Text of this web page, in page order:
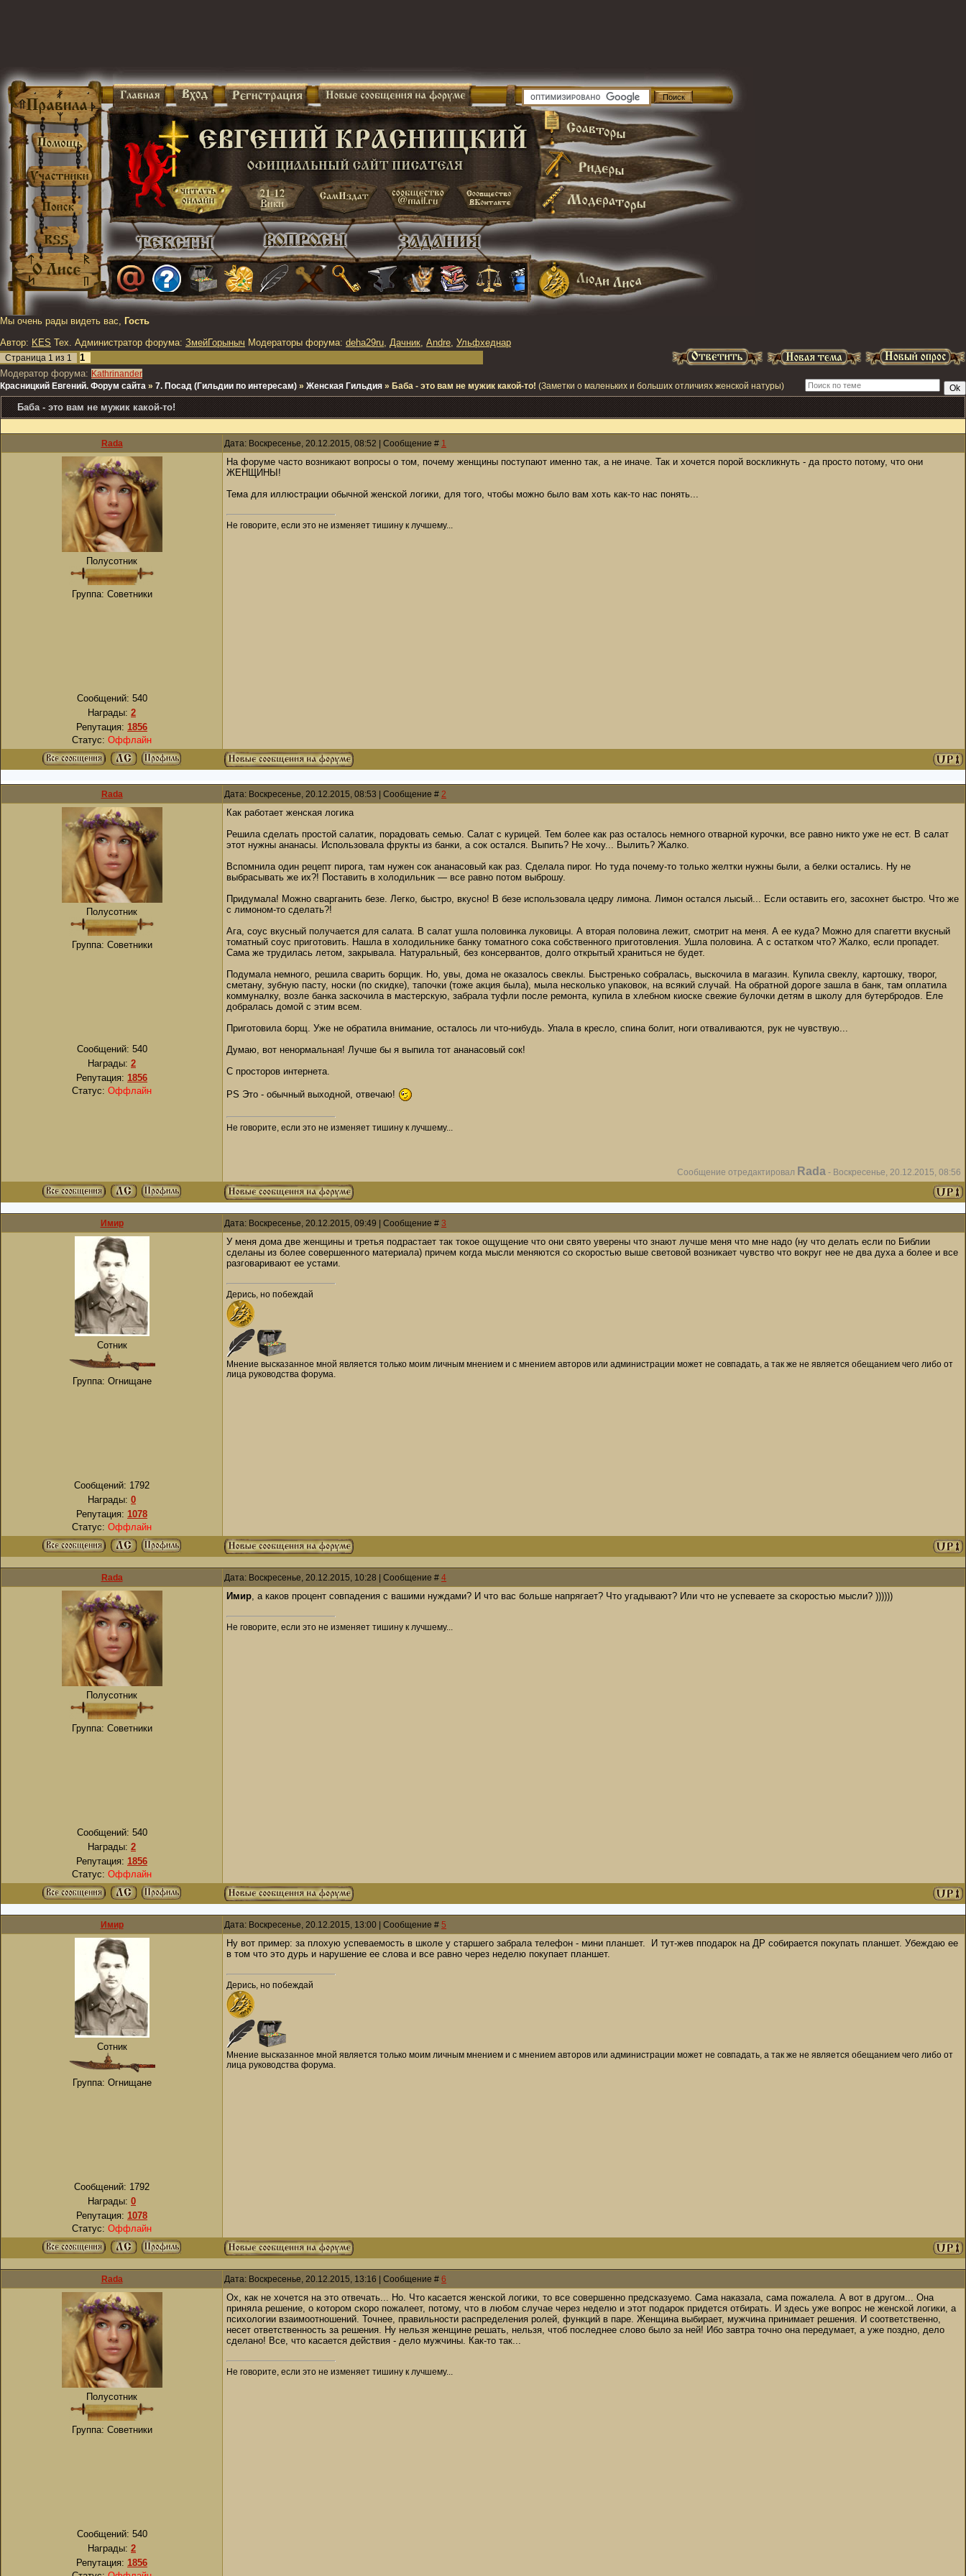
Мы очень рады видеть вас, Гость
Автор: KES Тех. Администратор форума: ЗмейГорыныч Модераторы форума: deha29ru, Дачник, Andre, Ульфхеднар
Страница 1 из 1
1
Модератор форума: Kathrinander
Красницкий Евгений. Форум сайта » 7. Посад (Гильдии по интересам) » Женская Гильдия » Баба - это вам не мужик какой-то! (Заметки о маленьких и больших отличиях женской натуры)
Баба - это вам не мужик какой-то!
Rada Дата: Воскресенье, 20.12.2015, 08:52 | Сообщение # 1
Полусотник
Группа: Советники
Сообщений: 540
Награды: 2
Репутация: 1856
Статус: Оффлайн
На форуме часто возникают вопросы о том, почему женщины поступают именно так, а не иначе. Так и хочется порой воскликнуть - да просто потому, что они
ЖЕНЩИНЫ!
Тема для иллюстрации обычной женской логики, для того, чтобы можно было вам хоть как-то нас понять...
Не говорите, если это не изменяет тишину к лучшему...
Rada Дата: Воскресенье, 20.12.2015, 08:53 | Сообщение # 2
Полусотник
Группа: Советники
Сообщений: 540
Награды: 2
Репутация: 1856
Статус: Оффлайн
Как работает женская логика
Решила сделать простой салатик, порадовать семью. Салат с курицей. Тем более как раз осталось немного отварной курочки, все равно никто уже не ест. В салат
этот нужны ананасы. Использовала фрукты из банки, а сок остался. Выпить? Не хочу... Вылить? Жалко.
Вспомнила один рецепт пирога, там нужен сок ананасовый как раз. Сделала пирог. Но туда почему-то только желтки нужны были, а белки остались. Ну не
выбрасывать же их?! Поставить в холодильник — все равно потом выброшу.
Придумала! Можно сварганить безе. Легко, быстро, вкусно! В безе использовала цедру лимона. Лимон остался лысый... Если оставить его, засохнет быстро. Что же
с лимоном-то сделать?!
Ага, соус вкусный получается для салата. В салат ушла половинка луковицы. А вторая половина лежит, смотрит на меня. А ее куда? Можно для спагетти вкусный
томатный соус приготовить. Нашла в холодильнике банку томатного сока собственного приготовления. Ушла половина. А с остатком что? Жалко, если пропадет.
Сама же трудилась летом, закрывала. Натуральный, без консервантов, долго открытый храниться не будет.
Подумала немного, решила сварить борщик. Но, увы, дома не оказалось свеклы. Быстренько собралась, выскочила в магазин. Купила свеклу, картошку, творог,
сметану, зубную пасту, носки (по скидке), тапочки (тоже акция была), мыла несколько упаковок, на всякий случай. На обратной дороге зашла в банк, там оплатила
коммуналку, возле банка заскочила в мастерскую, забрала туфли после ремонта, купила в хлебном киоске свежие булочки детям в школу для бутербродов. Еле
добралась домой с этим всем.
Приготовила борщ. Уже не обратила внимание, осталось ли что-нибудь. Упала в кресло, спина болит, ноги отваливаются, рук не чувствую...
Думаю, вот ненормальная! Лучше бы я выпила тот ананасовый сок!
С просторов интернета.
PS Это - обычный выходной, отвечаю!
Не говорите, если это не изменяет тишину к лучшему...
Сообщение отредактировал Rada - Воскресенье, 20.12.2015, 08:56
Имир Дата: Воскресенье, 20.12.2015, 09:49 | Сообщение # 3
Сотник
Группа: Огнищане
Сообщений: 1792
Награды: 0
Репутация: 1078
Статус: Оффлайн
У меня дома две женщины и третья подрастает так токое ощущение что они свято уверены что знают лучше меня что мне надо (ну что делать если по Библии
сделаны из более совершенного материала) причем когда мысли меняются со скоростью выше световой возникает чувство что вокруг нее не два духа а более и все
разговаривают ее устами.
Дерись, но побеждай
Мнение высказанное мной является только моим личным мнением и с мнением авторов или администрации может не совпадать, а так же не является обещанием чего либо от
лица руководства форума.
Rada Дата: Воскресенье, 20.12.2015, 10:28 | Сообщение # 4
Полусотник
Группа: Советники
Сообщений: 540
Награды: 2
Репутация: 1856
Статус: Оффлайн
Имир, а каков процент совпадения с вашими нуждами? И что вас больше напрягает? Что угадывают? Или что не успеваете за скоростью мысли? ))))))
Не говорите, если это не изменяет тишину к лучшему...
Имир Дата: Воскресенье, 20.12.2015, 13:00 | Сообщение # 5
Сотник
Группа: Огнищане
Сообщений: 1792
Награды: 0
Репутация: 1078
Статус: Оффлайн
Ну вот пример: за плохую успеваемость в школе у старшего забрала телефон - мини планшет. И тут-жев пподарок на ДР собирается покупать планшет. Убеждаю ее
в том что это дурь и нарушение ее слова и все равно через неделю покупает планшет.
Дерись, но побеждай
Мнение высказанное мной является только моим личным мнением и с мнением авторов или администрации может не совпадать, а так же не является обещанием чего либо от
лица руководства форума.
Rada Дата: Воскресенье, 20.12.2015, 13:16 | Сообщение # 6
Полусотник
Группа: Советники
Сообщений: 540
Награды: 2
Репутация: 1856
Ох, как не хочется на это отвечать... Но. Что касается женской логики, то все совершенно предсказуемо. Сама наказала, сама пожалела. А вот в другом... Она
приняла решение, о котором скоро пожалеет, потому, что в любом случае через неделю и этот подарок придется отбирать. И здесь уже вопрос не женской логики, а
психологии взаимоотношений. Точнее, правильности распределения ролей, функций в паре. Женщина выбирает, мужчина принимает решения. И соответственно,
несет ответственность за решения. Ну нельзя женщине решать, нельзя, чтоб последнее слово было за ней! Ибо завтра точно она передумает, а уже поздно, дело
сделано! Все, что касается действия - дело мужчины. Как-то так...
Не говорите, если это не изменяет тишину к лучшему...